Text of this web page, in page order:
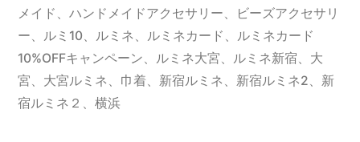
10%OFF
キ
ャ
ン
メイド 、 ハンドメイドアクセサリー、
ビーズアクセサリ
ー、 ルミ10、 ルミネ、 ルミネカード 、 ルミネカード
10%OFFキャンペーン、 ルミネ大宮、 ルミネ新宿、 大
宮、 大宮ルミネ、 巾着、 新宿ルミネ、 新宿ルミネ2、 新
宿ルミネ２ 、 横浜